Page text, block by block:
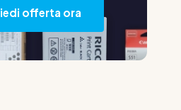
offerta ora